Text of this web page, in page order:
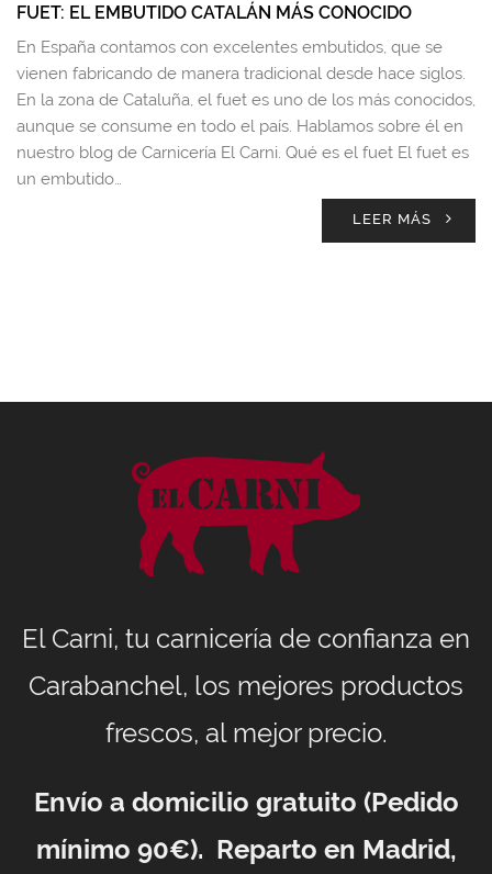
FUET: EL EMBUTIDO CATALÁN MÁS CONOCIDO
En España contamos con excelentes embutidos, que se
vienen fabricando de manera tradicional desde hace siglos.
En la zona de Cataluña, el fuet es uno de los más conocidos,
aunque se consume en todo el país. Hablamos sobre él en
nuestro blog de Carnicería El Carni. Qué es el fuet El fuet es
un embutido…
LEER MÁS
El Carni, tu carnicería de confianza en
Carabanchel, los mejores productos
frescos, al mejor precio.
Envío a domicilio gratuito (Pedido
mínimo 90€). Reparto en Madrid,